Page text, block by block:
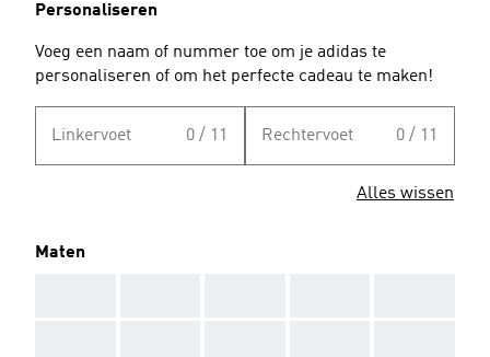
Personaliseren
Voeg een naam of nummer toe om je adidas te
personaliseren of om het perfecte cadeau te maken!
Linkervoet 0 / 11 Rechtervoet 0 / 11
Alles wissen
Maten